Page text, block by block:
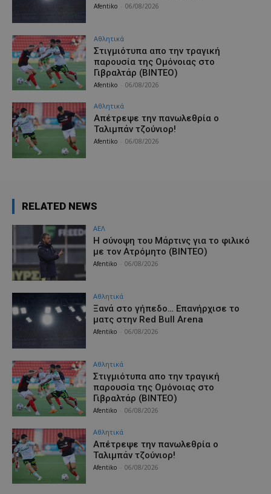
Afentiko 06/08/2026
Αθλητικά
Στιγμιότυπα απο την τραγική
παρουσία της Ομόνοιας στο
Γιβραλτάρ (ΒΙΝΤΕΟ)
Afentiko 06/08/2026
Αθλητικά
Aπέτρεψε την πανωλεθρία ο
Ταλιμπάν τζούνιορ!
Afentiko 06/08/2026
RELATED NEWS
ΑΕΛ
H σύνοψη του Μάρτινς για το φιλικό
με τον Ατρόμητο (ΒΙΝΤΕΟ)
Afentiko 06/08/2026
Αθλητικά
Ξανά στο γήπεδο… Επανήρχισε το
ματς στην Red Bull Arena
Afentiko 06/08/2026
Αθλητικά
Στιγμιότυπα απο την τραγική
παρουσία της Ομόνοιας στο
Γιβραλτάρ (ΒΙΝΤΕΟ)
Afentiko 06/08/2026
Αθλητικά
Aπέτρεψε την πανωλεθρία ο
Ταλιμπάν τζούνιορ!
Afentiko 06/08/2026